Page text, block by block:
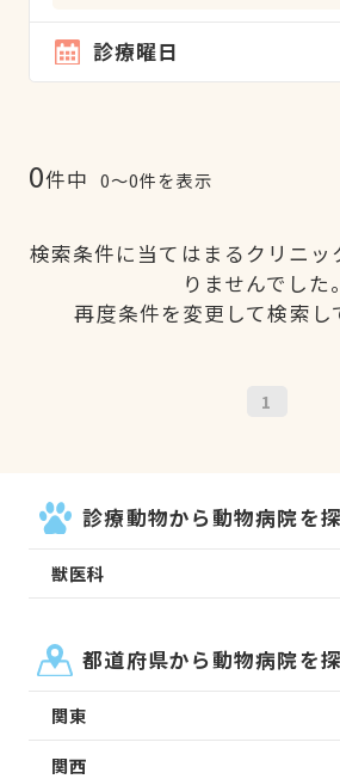
診療曜日
0件中 0〜0件を表示
検索条件に当てはまるクリニッ
りませんでした。
再度条件を変更して検索し
1
診療動物から動物病院を
獣医科
都道府県から動物病院を
関東
関西